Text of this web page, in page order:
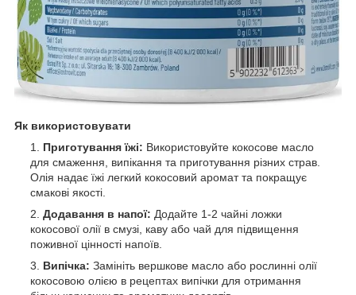
Як використовувати
Приготування їжі: Використовуйте кокосове масло
для смаження, випікання та приготування різних страв.
Олія надає їжі легкий кокосовий аромат та покращує
смакові якості.
Додавання в напої: Додайте 1-2 чайні ложки
кокосової олії в смузі, каву або чай для підвищення
поживної цінності напоїв.
Випічка: Замініть вершкове масло або рослинні олії
кокосовою олією в рецептах випічки для отримання